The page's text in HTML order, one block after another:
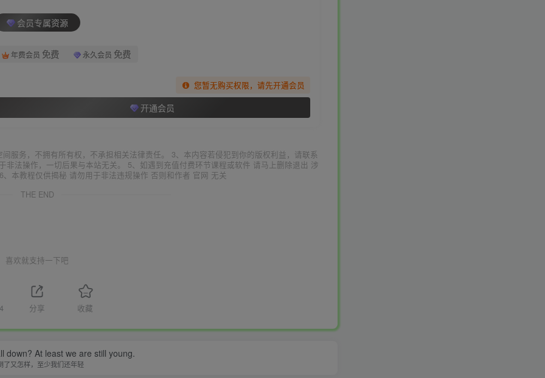
会员专属资源
年费会员 免费 永久会员 免费
您暂无购买权限，请先开通会员
开通会员
服务，不拥有所有权，不承担相关法律责任。 3、本内容若侵犯到你的版权利益，请联系
法操作，一切后果与本站无关。 5、如遇到充值付费环节课程或软件 请马上删除退出 涉
本教程仅供揭秘 请勿用于非法违规操作 否则和作者 官网 无关
THE END
喜欢就支持一下吧
分享 收藏
down? At least we are still young.
了又怎样，至少我们还年轻